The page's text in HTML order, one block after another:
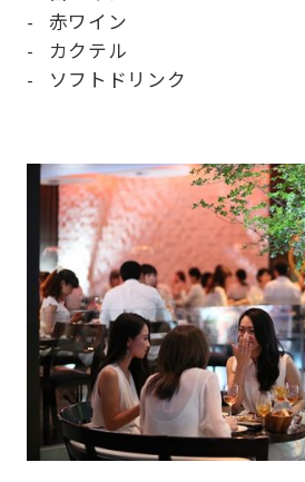
赤ワイン
カクテル
ソフトドリンク